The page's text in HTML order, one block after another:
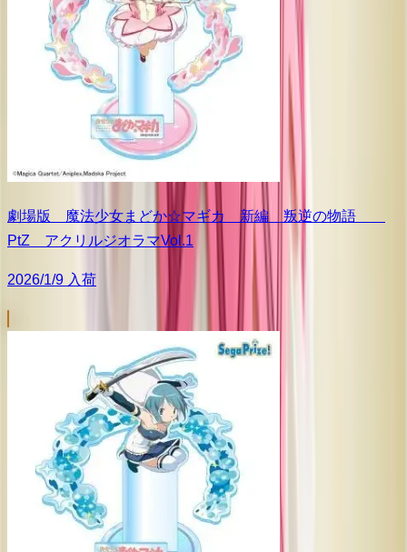
劇場版 魔法少女まどか☆マギカ 新編 叛逆の物語
PtZ アクリルジオラマVol.1
2026/1/9 入荷